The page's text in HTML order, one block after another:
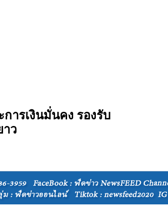
ารเงินมั่นคง รองรับ
ว